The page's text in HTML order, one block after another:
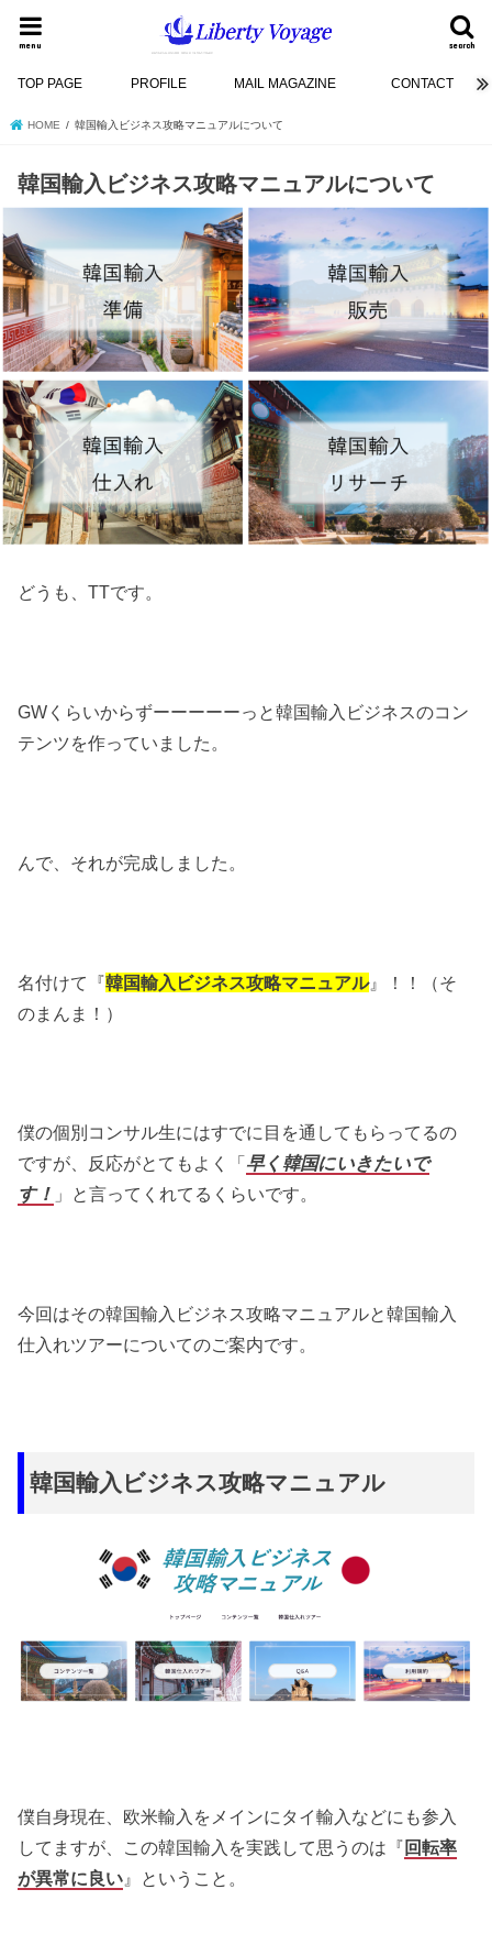
search
menu
TOP PAGE PROFILE MAIL MAGAZINE CONTACT
HOME 韓国輸入ビジネス攻略マニュアルについて
韓国輸入ビジネス攻略マニュアルについて
どうも、TTです。
GWくらいからずーーーーーっと韓国輸入ビジネスのコン
テンツを作っていました。
んで、それが完成しました。
名付けて『韓国輸入ビジネス攻略マニュアル』！！（そ
のまんま！）
僕の個別コンサル生にはすでに目を通してもらってるの
ですが、反応がとてもよく「早く韓国にいきたいで
す！ 」と言ってくれてるくらいです。
今回はその韓国輸入ビジネス攻略マニュアルと韓国輸入
仕入れツアーについてのご案内です。
韓国輸入ビジネス攻略マニュアル
僕自身現在、欧米輸入をメインにタイ輸入などにも参入
してますが、この韓国輸入を実践して思うのは『 回転率
が異常に良い 』ということ。